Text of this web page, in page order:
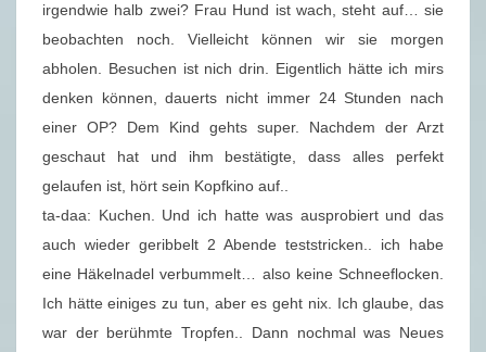
irgendwie halb zwei? Frau Hund ist wach, steht auf… sie
beobachten noch. Vielleicht können wir sie morgen
abholen. Besuchen ist nich drin. Eigentlich hätte ich mirs
denken können, dauerts nicht immer 24 Stunden nach
einer OP? Dem Kind gehts super. Nachdem der Arzt
geschaut hat und ihm bestätigte, dass alles perfekt
gelaufen ist, hört sein Kopfkino auf..
ta-daa: Kuchen. Und ich hatte was ausprobiert und das
auch wieder geribbelt 2 Abende teststricken.. ich habe
eine Häkelnadel verbummelt… also keine Schneeflocken.
Ich hätte einiges zu tun, aber es geht nix. Ich glaube, das
war der berühmte Tropfen.. Dann nochmal was Neues